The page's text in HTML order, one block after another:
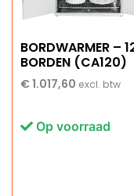
BORDWARMER –
BORDEN (CA120)
€1.017,60 excl. btw
Op voorraad